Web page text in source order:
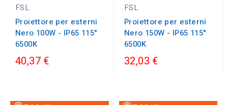
FSL
Proiettore per esterni
Nero 100W - IP65 115°
6500K
40,37 €
FSL
Proiettore per esterni
Nero 150W - IP65 115°
6500K
32,03 €